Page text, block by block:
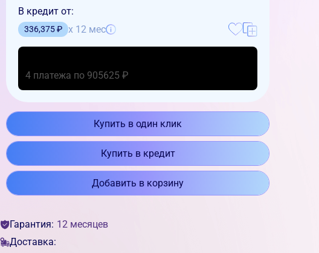
В кредит от:
336,375 ₽ x 12 мес
4 платежа по 905625 ₽
Купить в один клик
Купить в кредит
Добавить в корзину
Гарантия: 12 месяцев
Доставка: